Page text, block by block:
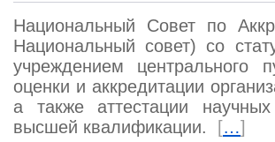
Национальный Совет по
Национальный совет) со
учреждением центрального
оценки и аккредитации
а также аттестации
высшей квалификации.
[…]